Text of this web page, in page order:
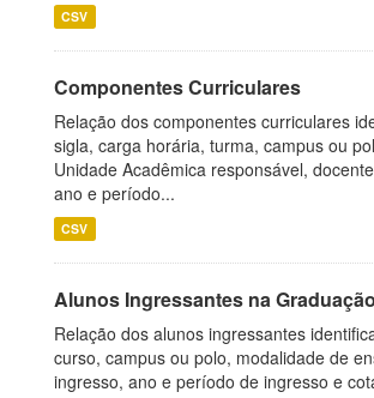
CSV
Componentes Curriculares
Relação dos componentes curriculares
sigla, carga horária, turma, campus ou
Unidade Acadêmica responsável,
ano e período...
CSV
Alunos Ingressantes na Graduação
Relação dos alunos ingressantes
curso, campus ou polo, modalidade de
ingresso, ano e período de ingresso e